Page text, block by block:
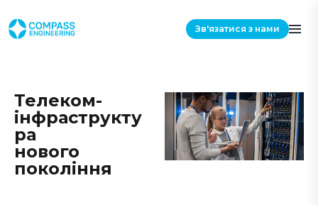
Зв'язатися з нами
Телеком-
інфраструкту
ра
нового
покоління